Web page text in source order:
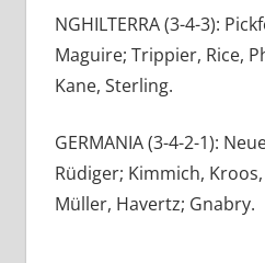
NGHILTERRA (3-4-3):
Maguire; Trippier, Rice,
Kane, Sterling.
GERMANIA (3-4-2-1):
Rüdiger; Kimmich,
Müller, Havertz; Gnabry.